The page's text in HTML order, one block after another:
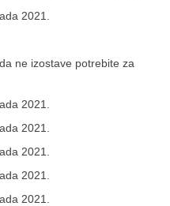
2021.
ne izostave potrebite za
2021.
2021.
2021.
2021.
2021.